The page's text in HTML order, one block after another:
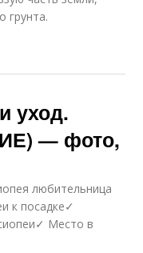
грунта.
уход.
— фото,
любительница
к посадке✓
Место в